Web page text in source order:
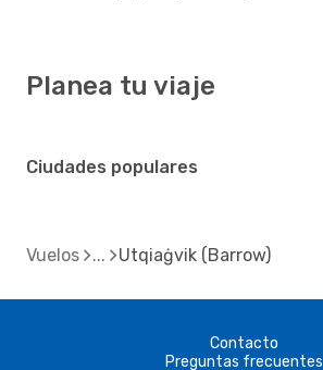
Planea tu viaje
Ciudades populares
Vuelos Utqiaġvik (Barrow)
Contacto
Preguntas frecuentes